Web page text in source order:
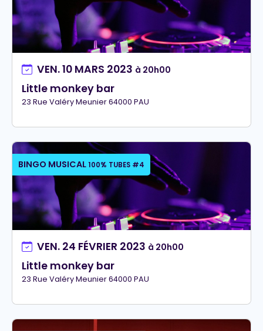
VEN. 10 MARS 2023 à 20h00
Little monkey bar
23 Rue Valéry Meunier 64000 PAU
BINGO MUSICAL100% TUBES #4
VEN. 24 FÉVRIER 2023 à 20h00
Little monkey bar
23 Rue Valéry Meunier 64000 PAU